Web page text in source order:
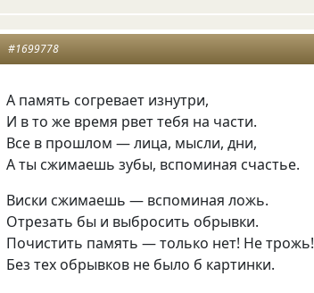
#1699778
А память согревает изнутри,
И в то же время рвет тебя на части.
Все в прошлом — лица, мысли, дни,
А ты сжимаешь зубы, вспоминая счастье.
Виски сжимаешь — вспоминая ложь.
Отрезать бы и выбросить обрывки.
Почистить память — только нет! Не трожь!
Без тех обрывков не было б картинки.